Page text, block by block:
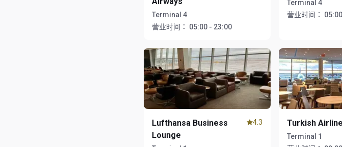
Terminal 4
营业时间：
05:00 - 23:00
Terminal 4
营业时间：
Lufthansa Business
Lounge
4.3 Turkish
Terminal 1